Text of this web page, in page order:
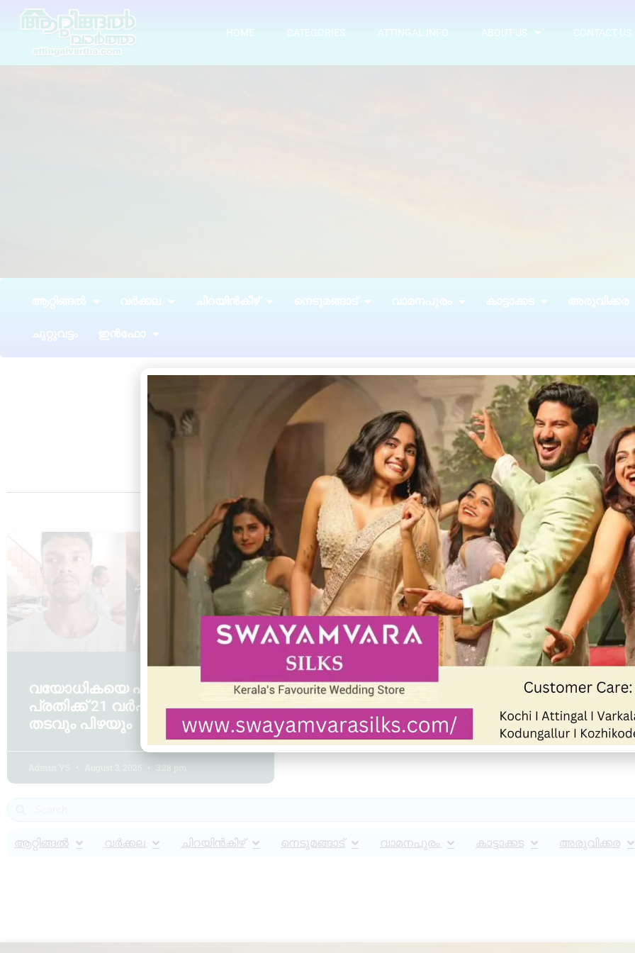
HOME CATEGORIES ATTINGAL INFO ABOUT US CONTACT US
ആറ്റിങ്ങൽ വർക്കല ചിറയിൻകീഴ് നെടുമങ്ങാട് വാമനപുരം കാട്ടാക്കട അരുവിക്കര
ചുറ്റുവട്ടം ഇൻഫോ
Tag: 21 years
CRIME
വയോധികയെ പീഡിപ്പിച്ച കേസ്;
പ്രതിക്ക് 21 വർഷം കഠിന
തടവും പിഴയും
Admin YS August 3, 2025 3:28 pm
ആറ്റിങ്ങൽ വർക്കല ചിറയിൻകീഴ് നെടുമങ്ങാട് വാമനപുരം കാട്ടാക്കട അരുവിക്കര